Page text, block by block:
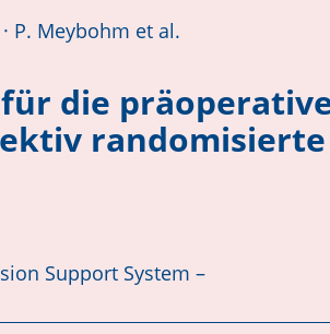
P. Meybohm et al.
die
randomisierte
Support System –